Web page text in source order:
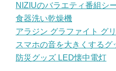
NIZIUのバラエティ番組シ
食器洗い乾燥機
アラジン グラファイト グ
スマホの音を大きくするグ
防災グッズ LED懐中電灯